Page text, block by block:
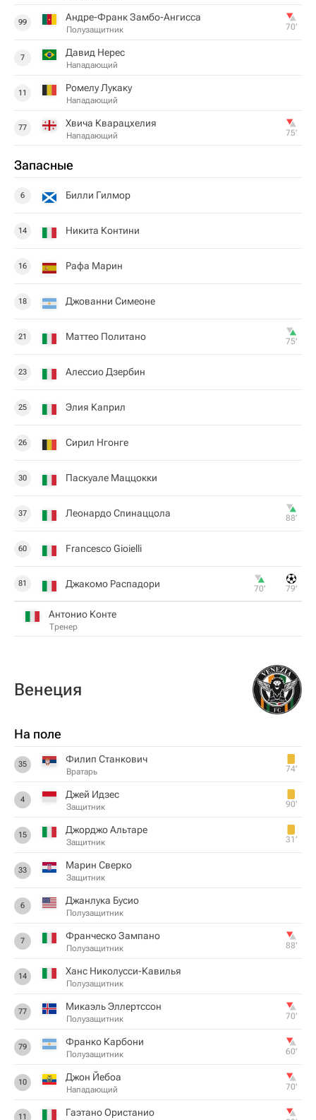
99 Андре-Франк Замбо-Ангисса
Полузащитник 70‎’‎
7 Давид Нерес
Нападающий
11 Ромелу Лукаку
Нападающий
77 Хвича Кварацхелия
Нападающий 75‎’‎
Запасные
6 Билли Гилмор
14 Никита Контини
16 Рафа Марин
18 Джованни Симеоне
21 Маттео Политано 75‎’‎
23 Алессио Дзербин
25 Элия ​​Каприл
26 Сирил Нгонге
30 Паскуале Маццокки
37 Леонардо Спинаццола 88‎’‎
60 Francesco Gioielli
81 Джакомо Распадори 70‎’‎ 79‎’‎
Антонио Конте
Тренер
Венеция
На поле
35 Филип Станкович
Вратарь 74‎’‎
4 Джей Идзес
Защитник 90‎’‎
15 Джорджо Альтаре
Защитник 31‎’‎
33 Марин Сверко
Защитник
6 Джанлука Бусио
Полузащитник
7 Франческо Зампано
Полузащитник 88‎’‎
14 Ханс Николусси-Кавилья
Полузащитник
77 Микаэль Эллертссон
Полузащитник 70‎’‎
79 Франко Карбони
Полузащитник 60‎’‎
10 Джон Йебоа
Нападающий 70‎’‎
11 Гаэтано Ористанио